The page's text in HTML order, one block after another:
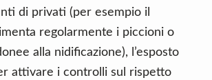
di privati (per esempio il
regolarmente i piccioni o
alla nidificazione), l’esposto
attivare i controlli sul rispetto